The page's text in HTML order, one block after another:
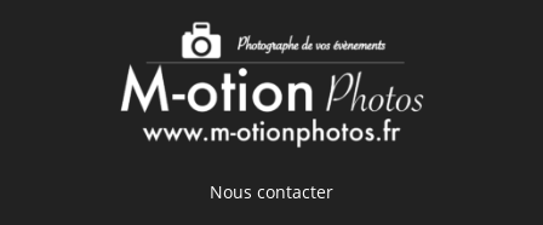
Nous contacter